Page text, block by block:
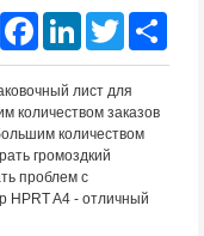
FacebookLinkedIn Twitter
лист для
количеством заказов
количеством
громоздкий
проблем с
HPRT A4 - отличный